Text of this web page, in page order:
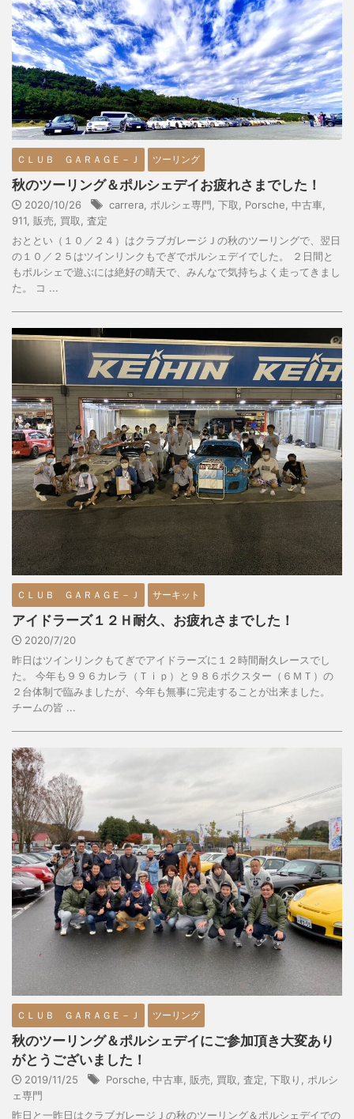
ＣＬＵＢ ＧＡＲＡＧＥ－Ｊ ツーリング
秋のツーリング＆ポルシェデイお疲れさまでした！
2020/10/26 carrera ポルシェ専門 下取 Porsche 中古車
911 販売 買取
査定
おととい（１０／２４）はクラブガレージＪの秋のツーリングで、翌日
の１０／２５はツインリンクもでぎでポルシェデイでした。 ２日間と
もポルシェで遊ぶには絶好の晴天で、みんなで気持ちよく走ってきまし
た。 コ ...
ＣＬＵＢ ＧＡＲＡＧＥ－Ｊ サーキット
アイドラーズ１２Ｈ耐久、お疲れさまでした！
2020/7/20
昨日はツインリンクもてぎでアイドラーズに１２時間耐久レースでし
た。 今年も９９６カレラ（Ｔｉｐ）と９８６ボクスター（６ＭＴ）の
２台体制で臨みましたが、今年も無事に完走することが出来ました。
チームの皆 ...
ＣＬＵＢ ＧＡＲＡＧＥ－Ｊ ツーリング
秋のツーリング＆ポルシェデイにご参加頂き大変あり
がとうございました！
2019/11/25 Porsche 中古車 販売 買取 査定 下取り
ポルシ
ェ専門
昨日と一昨日はクラブガレージＪの秋のツーリング＆ポルシェデイでの